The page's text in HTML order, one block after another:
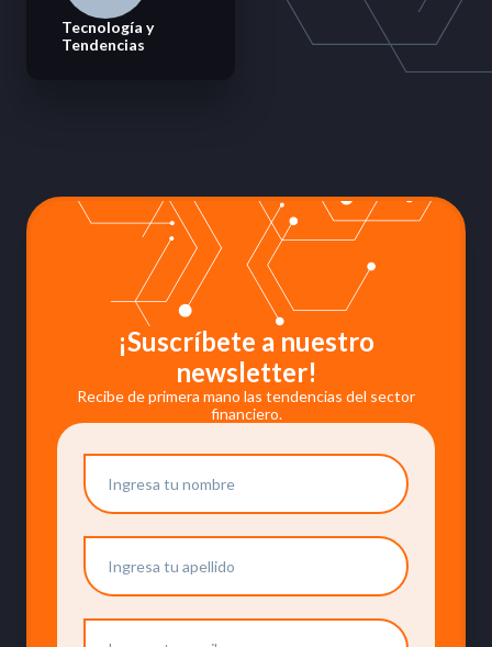
Tecnología y
Tendencias
¡Suscríbete a nuestro
newsletter!
Recibe de primera mano las tendencias del sector
financiero.